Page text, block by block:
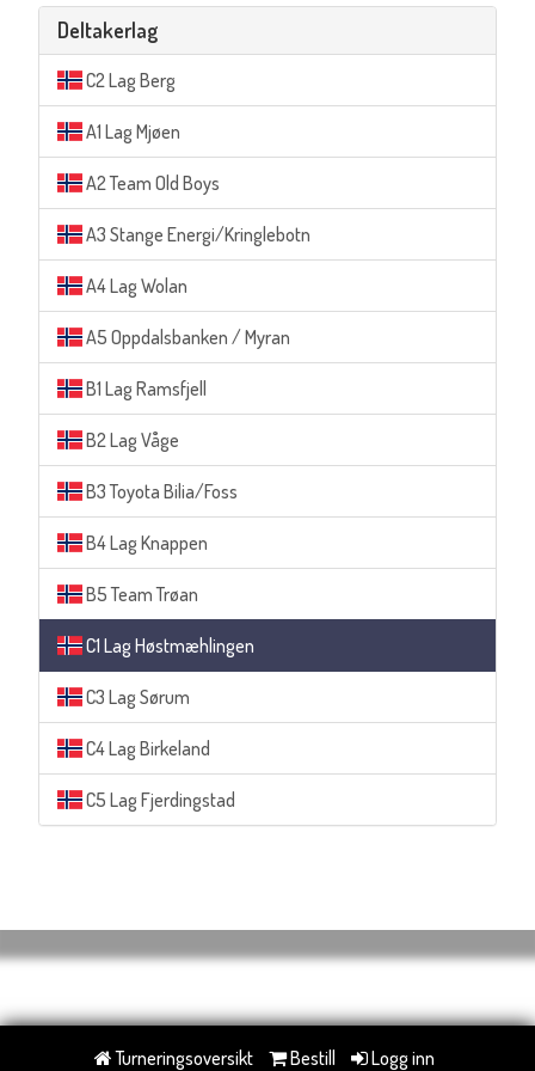
Deltakerlag
C2 Lag Berg
A1 Lag Mjøen
A2 Team Old Boys
A3 Stange Energi/Kringlebotn
A4 Lag Wolan
A5 Oppdalsbanken / Myran
B1 Lag Ramsfjell
B2 Lag Våge
B3 Toyota Bilia/Foss
B4 Lag Knappen
B5 Team Trøan
C1 Lag Høstmæhlingen
C3 Lag Sørum
C4 Lag Birkeland
C5 Lag Fjerdingstad
Turneringsoversikt Bestill Logg inn